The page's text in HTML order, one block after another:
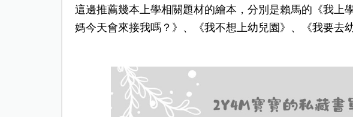
這邊推薦幾本上學相關題材的繪本，分別是賴馬的《我上
媽今天會來接我嗎？》、《我不想上幼兒園》、《我要去